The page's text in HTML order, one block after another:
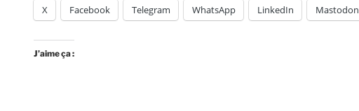
X Facebook Telegram WhatsApp LinkedIn Mastodon
J’aime ça :